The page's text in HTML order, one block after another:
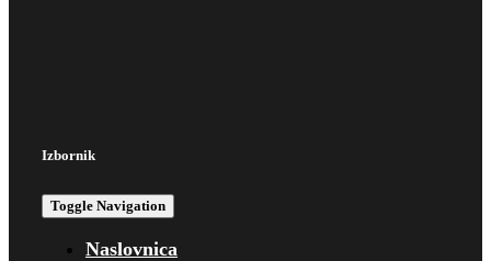
Izbornik
Toggle Navigation
Naslovnica